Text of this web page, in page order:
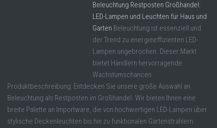
Beleuchtung Restposten Großhandel:
LED-Lampen und Leuchten für Haus und
Garten Beleuchtung ist essenziell und
der Trend zu energieeffizienten LED-
Lampen ungebrochen. Dieser Markt
bietet Händlern hervorragende
Wachstumschancen.
Produktbeschreibung: Entdecken Sie unsere große Auswahl an
Beleuchtung als Restposten im Großhandel. Wir bieten Ihnen eine
breite Palette an Importware, die von hochwertigen LED-Lampen über
stylische Deckenleuchten bis hin zu funktionalen Gartenstrahlern